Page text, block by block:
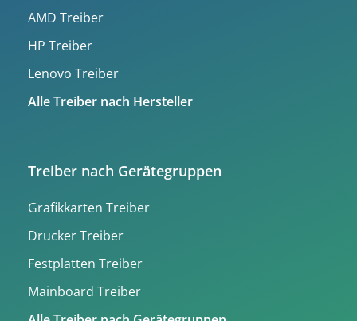
AMD Treiber
HP Treiber
Lenovo Treiber
Alle Treiber nach Hersteller
Treiber nach Gerätegruppen
Grafikkarten Treiber
Drucker Treiber
Festplatten Treiber
Mainboard Treiber